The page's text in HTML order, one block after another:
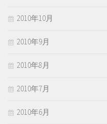
2010年10月
2010年9月
2010年8月
2010年7月
2010年6月